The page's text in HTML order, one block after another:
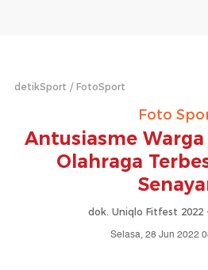
detikSport FotoSport
Foto
Antusiasme
Olahraga
dok. Uniqlo Fitfest 2022
Selasa, 28 Jun 2022